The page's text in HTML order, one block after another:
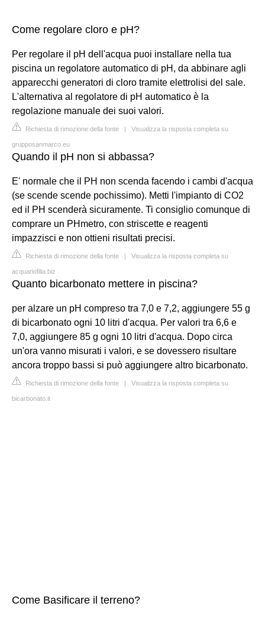
Come regolare cloro e pH?
Per regolare il pH dell'acqua puoi installare nella tua
piscina un regolatore automatico di pH, da abbinare agli
apparecchi generatori di cloro tramite elettrolisi del sale.
L'alternativa al regolatore di pH automatico è la
regolazione manuale dei suoi valori.
Richiesta di rimozione della fonte | Visualizza la risposta completa su
grupposanmarco.eu
Quando il pH non si abbassa?
E' normale che il PH non scenda facendo i cambi d'acqua
(se scende scende pochissimo). Metti l'impianto di CO2
ed il PH scenderà sicuramente. Ti consiglio comunque di
comprare un PHmetro, con striscette e reagenti
impazzisci e non ottieni risultati precisi.
Richiesta di rimozione della fonte | Visualizza la risposta completa su
acquariofilia.biz
Quanto bicarbonato mettere in piscina?
per alzare un pH compreso tra 7,0 e 7,2, aggiungere 55 g
di bicarbonato ogni 10 litri d'acqua. Per valori tra 6,6 e
7,0, aggiungere 85 g ogni 10 litri d'acqua. Dopo circa
un'ora vanno misurati i valori, e se dovessero risultare
ancora troppo bassi si può aggiungere altro bicarbonato.
Richiesta di rimozione della fonte | Visualizza la risposta completa su
bicarbonato.it
Come Basificare il terreno?